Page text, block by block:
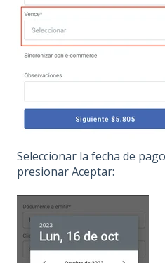
Seleccionar la fecha de
presionar Aceptar: